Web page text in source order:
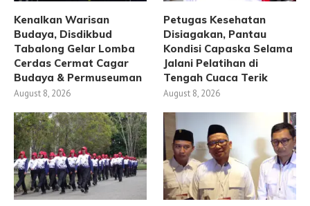
Kenalkan Warisan
Budaya, Disdikbud
Tabalong Gelar Lomba
Cerdas Cermat Cagar
Budaya & Permuseuman
August 8, 2026
Petugas Kesehatan
Disiagakan, Pantau
Kondisi Capaska Selama
Jalani Pelatihan di
Tengah Cuaca Terik
August 8, 2026